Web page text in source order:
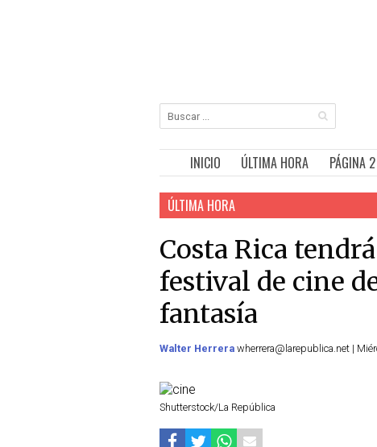
INICIO ÚLTIMA HORA PÁGINA 2
ÚLTIMA HORA
Costa Rica
festival de cine
fantasía
Walter Herrera wherrera@larepublica.net |
Shutterstock/La República